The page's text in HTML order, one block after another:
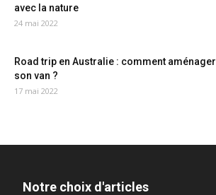
avec la nature
24 mai 2022
Road trip en Australie : comment aménager
son van ?
17 mai 2022
Notre choix d'articles